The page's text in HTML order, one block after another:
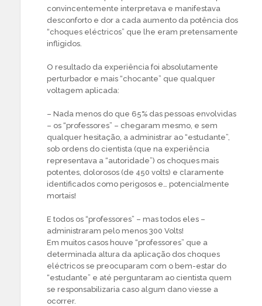
convincentemente interpretava e manifestava
desconforto e dor a cada aumento da potência dos
“choques eléctricos” que lhe eram pretensamente
infligidos.
O resultado da experiência foi absolutamente
perturbador e mais “chocante” que qualquer
voltagem aplicada:
– Nada menos do que 65% das pessoas envolvidas
– os “professores” – chegaram mesmo, e sem
qualquer hesitação, a administrar ao “estudante”,
sob ordens do cientista (que na experiência
representava a “autoridade”) os choques mais
potentes, dolorosos (de 450 volts) e claramente
identificados como perigosos e… potencialmente
mortais!
E todos os “professores” – mas todos eles –
administraram pelo menos 300 Volts!
Em muitos casos houve “professores” que a
determinada altura da aplicação dos choques
eléctricos se preocuparam com o bem-estar do
“estudante” e até perguntaram ao cientista quem
se responsabilizaria caso algum dano viesse a
ocorrer.